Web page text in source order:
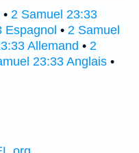
• 2 Samuel 23:33
Espagnol • 2 Samuel
Allemand • 2
23:33 Anglais •